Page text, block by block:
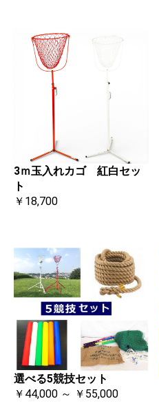
3ｍ玉入れカゴ 紅白セッ
ト
￥18,700
選べる5競技セット
￥44,000 ～ ￥55,000